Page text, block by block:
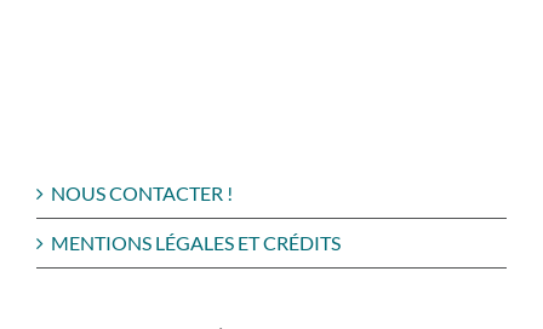
NOUS CONTACTER !
MENTIONS LÉGALES ET CRÉDITS